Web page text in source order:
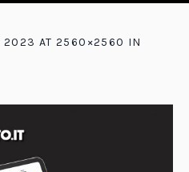
2023 AT 2560×2560 IN